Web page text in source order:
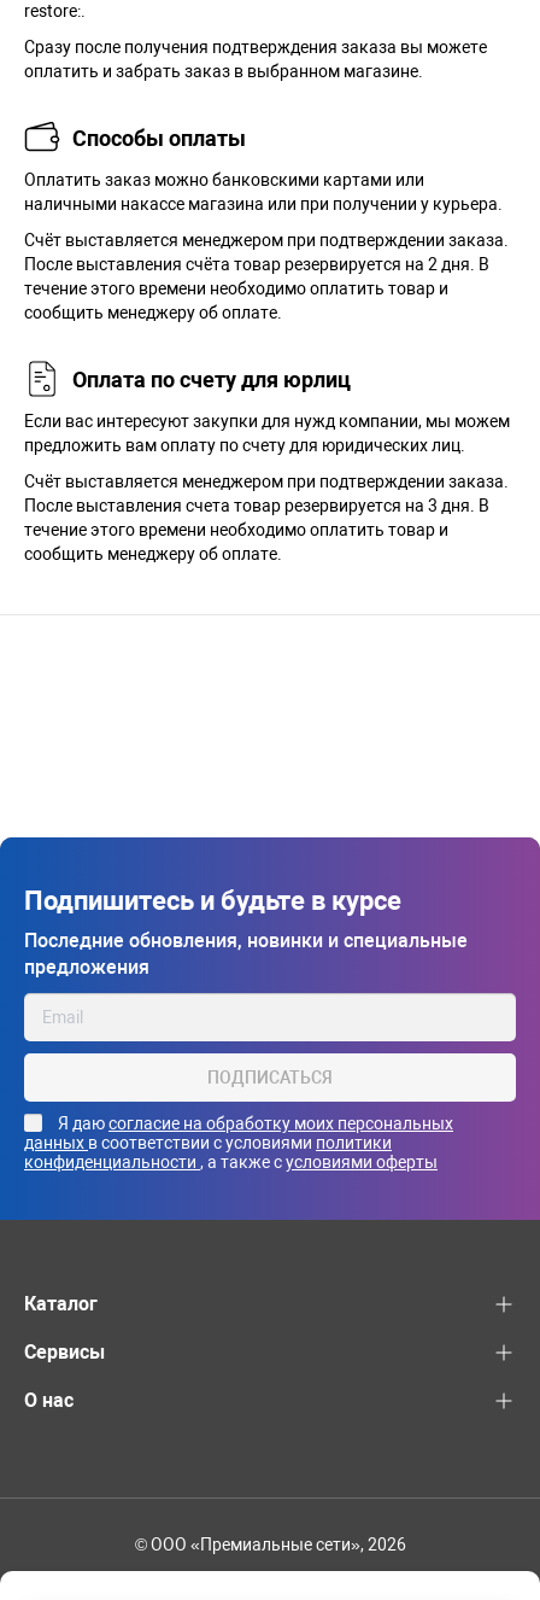
restore:.
Сразу после получения подтверждения заказа вы можете
оплатить и забрать заказ в выбранном магазине.
Способы оплаты
Оплатить заказ можно банковскими картами или
наличными накассе магазина или при получении у курьера.
Cчёт выставляется менеджером при подтверждении заказа.
После выставления счёта товар резервируется на 2 дня. В
течение этого времени необходимо оплатить товар и
сообщить менеджеру об оплате.
Оплата по счету для юрлиц
Если вас интересуют закупки для нужд компании, мы можем
предложить вам оплату по счету для юридических лиц.
Счёт выставляется менеджером при подтверждении заказа.
После выставления счета товар резервируется на 3 дня. В
течение этого времени необходимо оплатить товар и
сообщить менеджеру об оплате.
Подпишитесь и будьте в курсе
Последние обновления, новинки и специальные
предложения
ПОДПИСАТЬСЯ
Я даюсогласие на обработку моих персональных
данных в соответствии с условиями политики
конфиденциальности , а также сусловиями оферты
Каталог
Сервисы
О нас
© ООО «Премиальные сети», 2026